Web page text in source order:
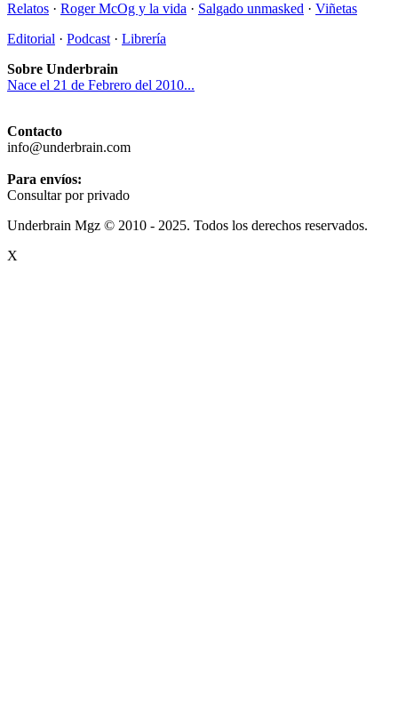
Relatos · Roger McOg y la vida · Salgado unmasked · Viñetas
Editorial · Podcast · Librería
Sobre Underbrain
Nace el 21 de Febrero del 2010...
Contacto
info@underbrain.com
Para envíos:
Consultar por privado
Underbrain Mgz © 2010 - 2025. Todos los derechos reservados.
X